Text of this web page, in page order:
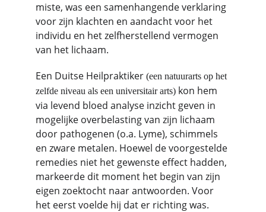
miste, was een samenhangende verklaring
voor zijn klachten en aandacht voor het
individu en het zelfherstellend vermogen
van het lichaam.
Een Duitse Heilpraktiker (een natuurarts op het
zelfde niveau als een universitair arts) kon hem
via levend bloed analyse inzicht geven in
mogelijke overbelasting van zijn lichaam
door pathogenen (o.a. Lyme), schimmels
en zware metalen. Hoewel de voorgestelde
remedies niet het gewenste effect hadden,
markeerde dit moment het begin van zijn
eigen zoektocht naar antwoorden. Voor
het eerst voelde hij dat er richting was.